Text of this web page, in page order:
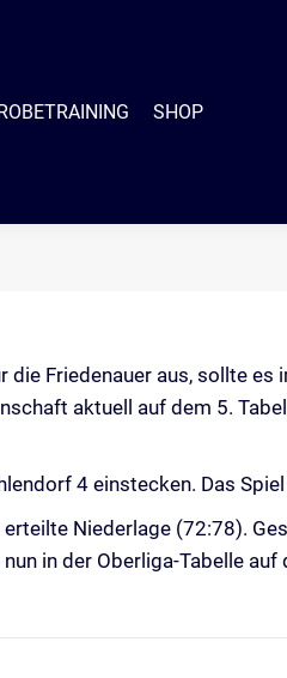
SHOP
Friedenauer aus, sollte es
aktuell auf dem 5.
4 einstecken. Das
Niederlage (72:78).
in der Oberliga-Tabelle auf